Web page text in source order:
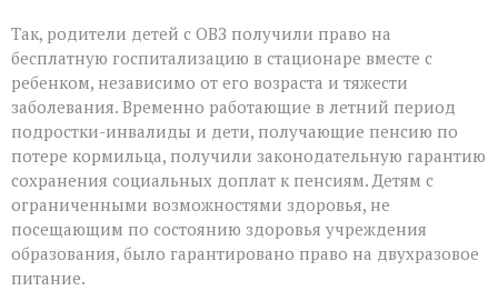
Так, родители детей с ОВЗ получили право на
бесплатную госпитализацию в стационаре вместе с
ребенком, независимо от его возраста и тяжести
заболевания. Временно работающие в летний период
подростки-инвалиды и дети, получающие пенсию по
потере кормильца, получили законодательную гарантию
сохранения социальных доплат к пенсиям. Детям с
ограниченными возможностями здоровья, не
посещающим по состоянию здоровья учреждения
образования, было гарантировано право на двухразовое
питание.